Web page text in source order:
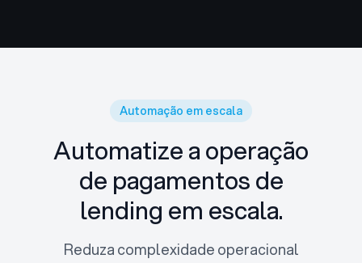
Automação em escala
Automatize a operação
de pagamentos de
lending em escala.
Reduza complexidade operacional